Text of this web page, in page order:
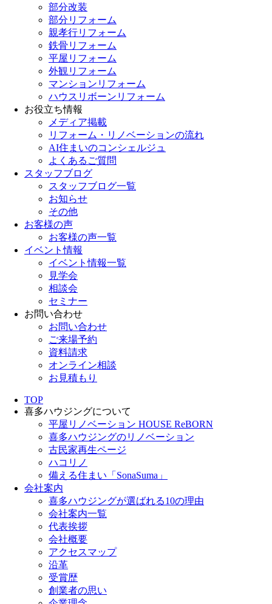
部分改装
部分リフォーム
親孝行リフォーム
鉄骨リフォーム
平屋リフォーム
外観リフォーム
マンションリフォーム
ハウスリボーンリフォーム
お役立ち情報
メディア掲載
リフォーム・リノベーションの流れ
AI住まいのコンシェルジュ
よくあるご質問
スタッフブログ
スタッフブログ一覧
お知らせ
その他
お客様の声
お客様の声一覧
イベント情報
イベント情報一覧
見学会
相談会
セミナー
お問い合わせ
お問い合わせ
ご来場予約
資料請求
オンライン相談
お見積もり
TOP
喜多ハウジングについて
平屋リノベーション HOUSE ReBORN
喜多ハウジングのリノベーション
古民家再生ページ
ハコリノ
備える住まい「SonaSuma」
会社案内
喜多ハウジングが選ばれる10の理由
会社案内一覧
代表挨拶
会社概要
アクセスマップ
沿革
受賞歴
創業者の思い